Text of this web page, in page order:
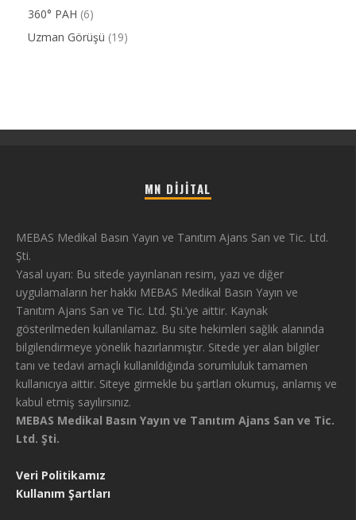
360° PAH (6)
Uzman Görüşü (19)
MN DIJITAL
MEBAS Medikal Basın Yayın ve Tanıtım Ajans San ve Tic. Ltd.
Şti.
Yasal uyarı: Bu sitede yayınlanan resim, yazı ve diğer
uygulamaların her hakkı MEBAS Medikal Basın Yayın ve
Tanıtım Ajans San ve Tic. Ltd. Şti.’ye aittir. Kaynak
gösterilmeden kullanılamaz. Bu site hekimleri sağlık alanında
bilgilendirmeye yönelik hazırlanmıştır. Sitede yer alan bilgiler
tanı ve tedavi amaçlı kullanıldığında sorumluluk tamamen
kullanıcıya aittir. Siteye girmekle bu şartları okumuş, anlamış ve
kabul etmiş sayılırsınız.
MEBAS Medikal Basın Yayın ve Tanıtım Ajans San ve Tic.
Ltd. Şti.
Veri Politikamız
Kullanım Şartları